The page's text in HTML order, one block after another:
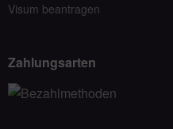
Visum beantragen
Zahlungsarten